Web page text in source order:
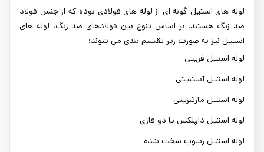
لوله های استیل گونه ای از لوله های فولادی بوده که از جنس فولاد
ضد زنگ هستند. بر اساس تنوع بین فولادهای ضد زنگ، لوله های
استیل نیز به صورت زیر تقسیم بندی می شوند:
لوله استیل فریتی
لوله استیل آستنیتی
لوله استیل مارتنزیتی
لوله استیل داپلکس یا دو فازی
لوله استیل رسوب سخت شده